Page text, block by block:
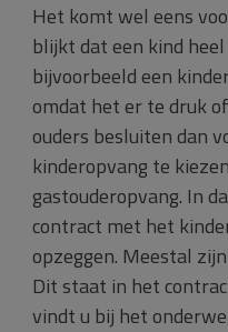
Het komt wel eens
blijkt dat een kind
bijvoorbeeld een
omdat het er te druk
ouders besluiten dan
kinderopvang te
gastouderopvang. In
contract met het
opzeggen. Meestal
Dit staat in het
vindt u bij het